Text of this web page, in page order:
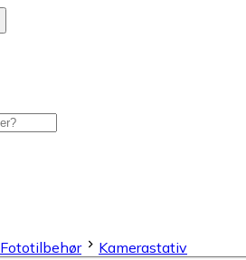
Fototilbehør Kamerastativ